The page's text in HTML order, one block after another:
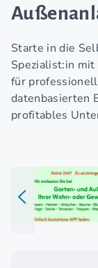
Starte in die
Spezialist:in
für
datenbasierten
profitables